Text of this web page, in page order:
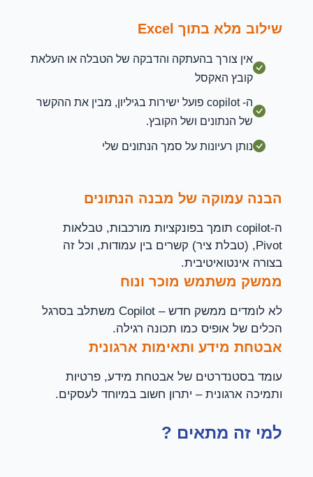
שילוב מלא בתוך Excel
אין צורך בהעתקה והדבקה של הטבלה או העלאת
קובץ האקסל
ה- copilot פועל ישירות בגיליון, מבין את ההקשר
של הנתונים ושל הקובץ.
נותן רעיונות על סמך הנתונים שלי
הבנה עמוקה של מבנה הנתונים
ה-copilot תומך בפונקציות מורכבות, טבלאות
Pivot, (טבלת ציר) קשרים בין עמודות, וכל זה
בצורה אינטואיטיבית.
ממשק משתמש מוכר ונוח
לא לומדים ממשק חדש – Copilot משתלב בסרגל
הכלים של אופיס כמו תכונה רגילה.
אבטחת מידע ותאימות ארגונית
עומד בסטנדרטים של אבטחת מידע, פרטיות
ותמיכה ארגונית – יתרון חשוב במיוחד לעסקים.
למי זה מתאים ?